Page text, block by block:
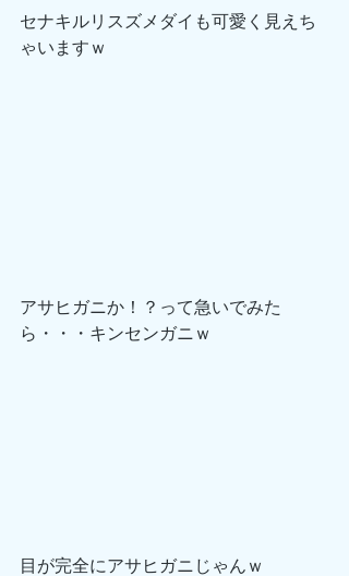
セナキルリスズメダイも可愛く見えち
ゃいますｗ
アサヒガニか！？って急いでみた
ら・・・キンセンガニｗ
目が完全にアサヒガニじゃんｗ